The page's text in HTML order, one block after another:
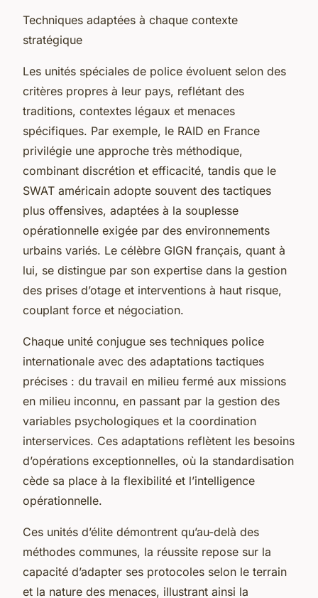
Techniques adaptées à chaque contexte
stratégique
Les unités spéciales de police évoluent selon des
critères propres à leur pays, reflétant des
traditions, contextes légaux et menaces
spécifiques. Par exemple, le RAID en France
privilégie une approche très méthodique,
combinant discrétion et efficacité, tandis que le
SWAT américain adopte souvent des tactiques
plus offensives, adaptées à la souplesse
opérationnelle exigée par des environnements
urbains variés. Le célèbre GIGN français, quant à
lui, se distingue par son expertise dans la gestion
des prises d’otage et interventions à haut risque,
couplant force et négociation.
Chaque unité conjugue ses techniques police
internationale avec des adaptations tactiques
précises : du travail en milieu fermé aux missions
en milieu inconnu, en passant par la gestion des
variables psychologiques et la coordination
interservices. Ces adaptations reflètent les besoins
d’opérations exceptionnelles, où la standardisation
cède sa place à la flexibilité et l’intelligence
opérationnelle.
Ces unités d’élite démontrent qu’au-delà des
méthodes communes, la réussite repose sur la
capacité d’adapter ses protocoles selon le terrain
et la nature des menaces, illustrant ainsi la